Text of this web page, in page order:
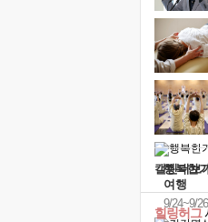
행복한
여행
9/24~9/26
캘린더보
힐링허그